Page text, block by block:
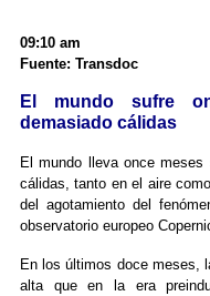
09:10 am
Fuente: Transdoc
El mundo sufre
demasiado cálidas
El mundo lleva once meses
cálidas, tanto en el aire
del agotamiento del
observatorio europeo
En los últimos doce meses,
alta que en la era